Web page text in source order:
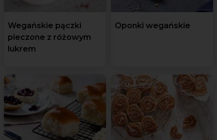
Wegańskie pączki
pieczone z różowym
lukrem
Oponki wegańskie